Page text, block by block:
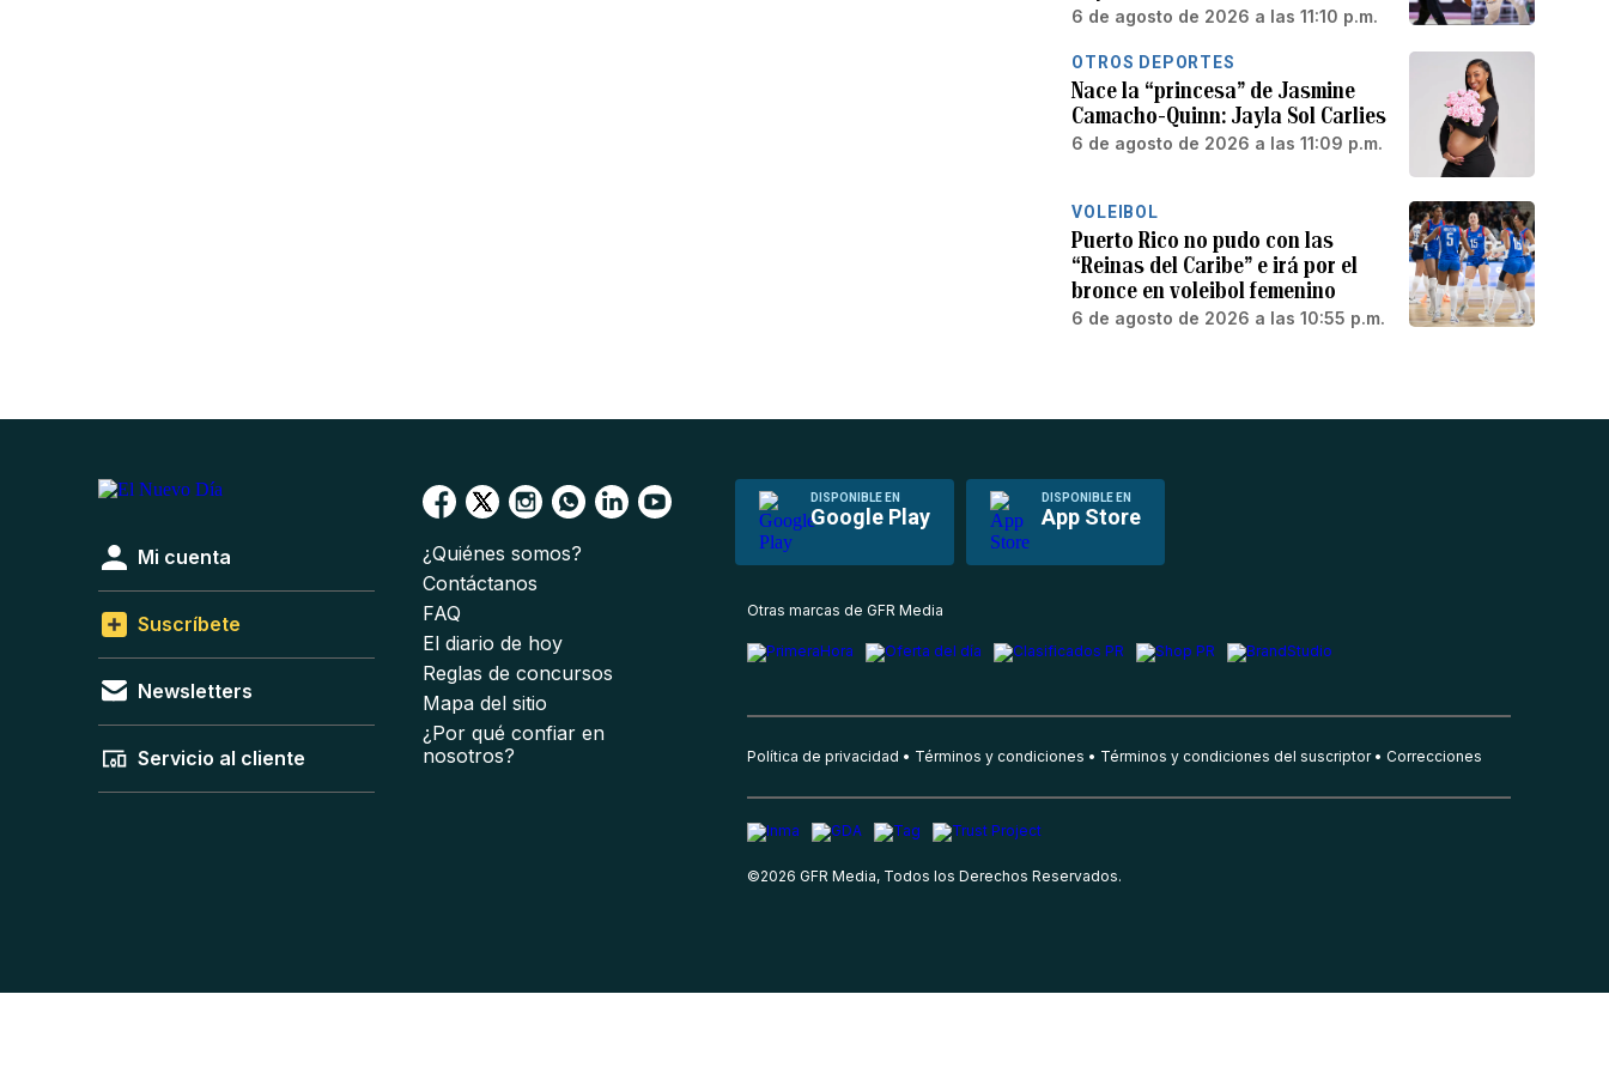
6 de agosto de 2026 a las 11:10 p.m.
OTROS DEPORTES
Nace la “princesa” de Jasmine
Camacho-Quinn: Jayla Sol Carlies
6 de agosto de 2026 a las 11:09 p.m.
VOLEIBOL
Puerto Rico no pudo con las
“Reinas del Caribe” e irá por el
bronce en voleibol femenino
6 de agosto de 2026 a las 10:55 p.m.
DISPONIBLE EN
Google Play
DISPONIBLE EN
App Store
Mi cuenta
Suscríbete
Newsletters
Servicio al cliente
¿Quiénes somos?
Contáctanos
FAQ
El diario de hoy
Reglas de concursos
Mapa del sitio
¿Por qué confiar en
nosotros?
Otras marcas de GFR Media
Política de privacidad Términos y condiciones Términos y condiciones del suscriptor Correcciones
©2026 GFR Media, Todos los Derechos Reservados.